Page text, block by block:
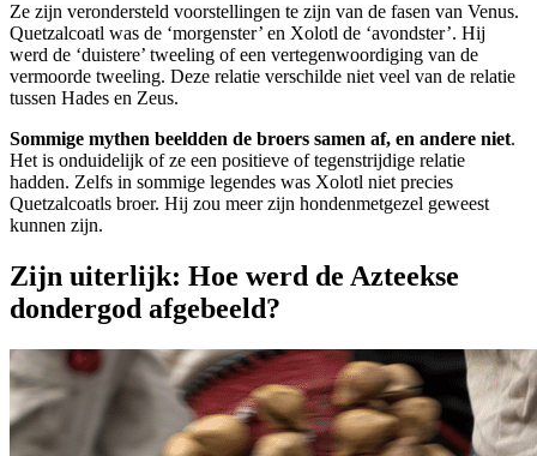
Ze zijn verondersteld voorstellingen te zijn van de fasen van Venus.
Quetzalcoatl was de ‘morgenster’ en Xolotl de ‘avondster’. Hij
werd de ‘duistere’ tweeling of een vertegenwoordiging van de
vermoorde tweeling. Deze relatie verschilde niet veel van de relatie
tussen Hades en Zeus.
Sommige mythen beeldden de broers samen af, en andere niet.
Het is onduidelijk of ze een positieve of tegenstrijdige relatie
hadden. Zelfs in sommige legendes was Xolotl niet precies
Quetzalcoatls broer. Hij zou meer zijn hondenmetgezel geweest
kunnen zijn.
Zijn uiterlijk: Hoe werd de Azteekse
dondergod afgebeeld?